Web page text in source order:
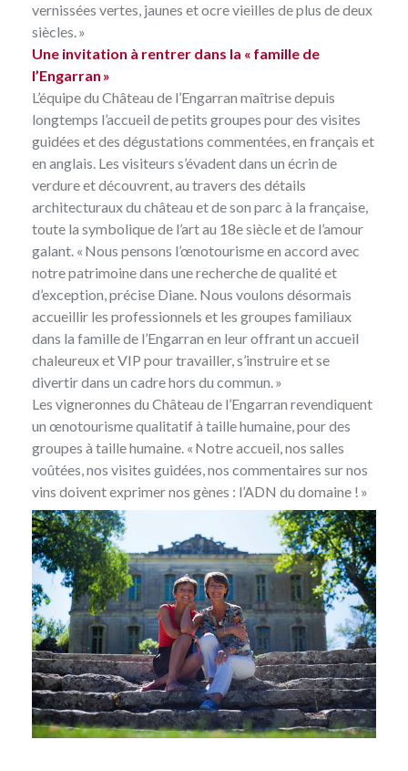
vernissées vertes, jaunes et ocre vieilles de plus de deux
siècles. »
Une invitation à rentrer dans la « famille de
l’Engarran »
L’équipe du Château de l’Engarran maîtrise depuis
longtemps l’accueil de petits groupes pour des visites
guidées et des dégustations commentées, en français et
en anglais. Les visiteurs s’évadent dans un écrin de
verdure et découvrent, au travers des détails
architecturaux du château et de son parc à la française,
toute la symbolique de l’art au 18e siècle et de l’amour
galant. « Nous pensons l’œnotourisme en accord avec
notre patrimoine dans une recherche de qualité et
d’exception, précise Diane. Nous voulons désormais
accueillir les professionnels et les groupes familiaux
dans la famille de l’Engarran en leur offrant un accueil
chaleureux et VIP pour travailler, s’instruire et se
divertir dans un cadre hors du commun. »
Les vigneronnes du Château de l’Engarran revendiquent
un œnotourisme qualitatif à taille humaine, pour des
groupes à taille humaine. « Notre accueil, nos salles
voûtées, nos visites guidées, nos commentaires sur nos
vins doivent exprimer nos gènes : l’ADN du domaine ! »